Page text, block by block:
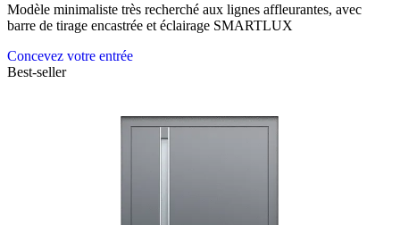
Modèle minimaliste très recherché aux lignes affleurantes, avec
barre de tirage encastrée et éclairage SMARTLUX
Concevez votre entrée
Best-seller